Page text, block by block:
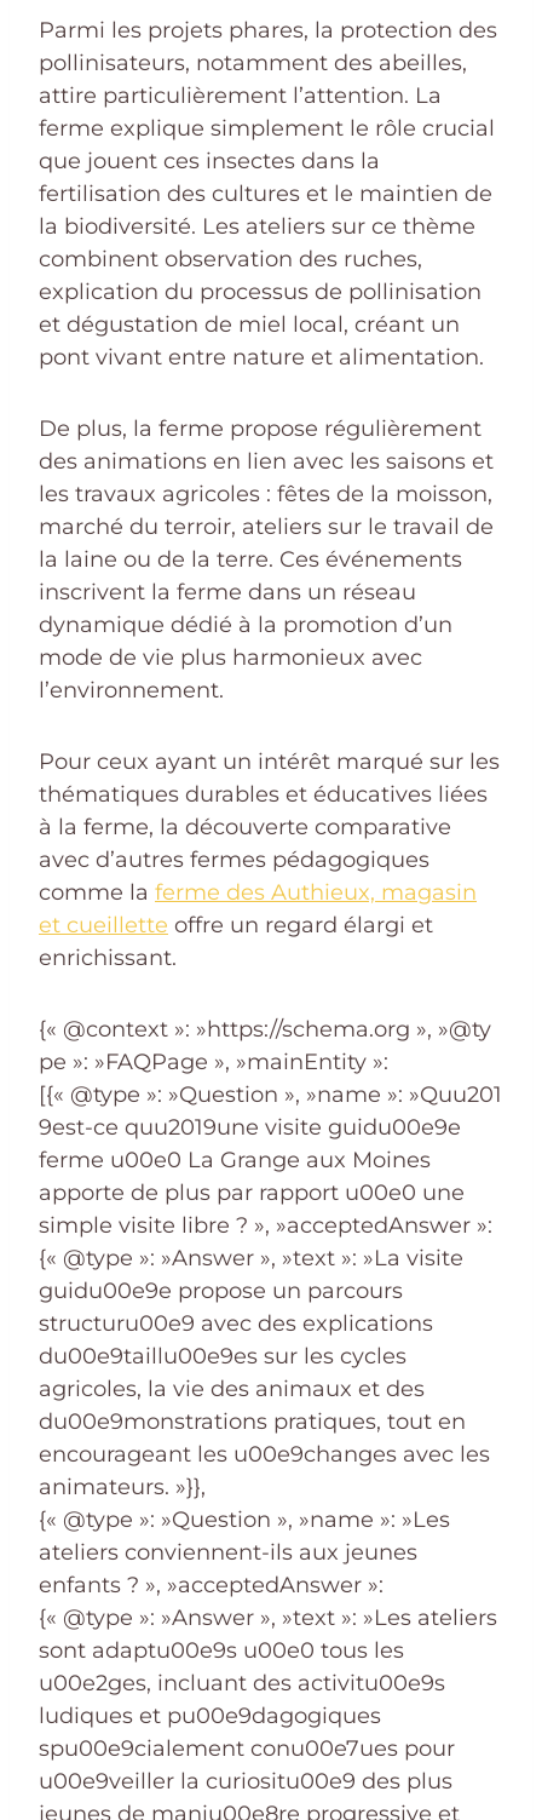
Parmi les projets phares, la protection des
pollinisateurs, notamment des abeilles,
attire particulièrement l’attention. La
ferme explique simplement le rôle crucial
que jouent ces insectes dans la
fertilisation des cultures et le maintien de
la biodiversité. Les ateliers sur ce thème
combinent observation des ruches,
explication du processus de pollinisation
et dégustation de miel local, créant un
pont vivant entre nature et alimentation.
De plus, la ferme propose régulièrement
des animations en lien avec les saisons et
les travaux agricoles : fêtes de la moisson,
marché du terroir, ateliers sur le travail de
la laine ou de la terre. Ces événements
inscrivent la ferme dans un réseau
dynamique dédié à la promotion d’un
mode de vie plus harmonieux avec
l’environnement.
Pour ceux ayant un intérêt marqué sur les
thématiques durables et éducatives liées
à la ferme, la découverte comparative
avec d’autres fermes pédagogiques
comme la ferme des Authieux, magasin
et cueillette offre un regard élargi et
enrichissant.
{« @context »: »https://schema.org », »@ty
pe »: »FAQPage », »mainEntity »:
[{« @type »: »Question », »name »: »Quu201
9est-ce quu2019une visite guidu00e9e
ferme u00e0 La Grange aux Moines
apporte de plus par rapport u00e0 une
simple visite libre ? », »acceptedAnswer »:
{« @type »: »Answer », »text »: »La visite
guidu00e9e propose un parcours
structuru00e9 avec des explications
du00e9taillu00e9es sur les cycles
agricoles, la vie des animaux et des
du00e9monstrations pratiques, tout en
encourageant les u00e9changes avec les
animateurs. »}},
{« @type »: »Question », »name »: »Les
ateliers conviennent-ils aux jeunes
enfants ? », »acceptedAnswer »:
{« @type »: »Answer », »text »: »Les ateliers
sont adaptu00e9s u00e0 tous les
u00e2ges, incluant des activitu00e9s
ludiques et pu00e9dagogiques
spu00e9cialement conu00e7ues pour
u00e9veiller la curiositu00e9 des plus
jeunes de maniu00e8re progressive et